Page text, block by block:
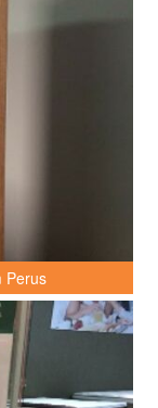
Perus